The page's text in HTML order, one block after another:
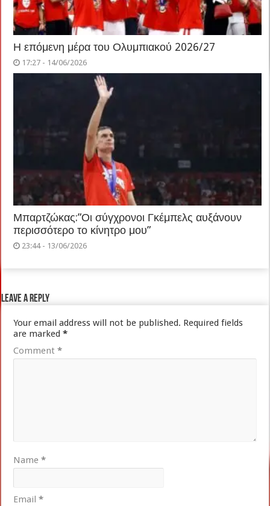
Η επόμενη μέρα του Ολυμπιακού 2026/27
17:27 - 14/06/2026
Μπαρτζώκας:”Οι σύγχρονοι Γκέμπελς αυξάνουν
περισσότερο το κίνητρο μου”
23:44 - 13/06/2026
Leave a Reply
Your email address will not be published. Required fields
are marked*
Comment*
Name*
Email*